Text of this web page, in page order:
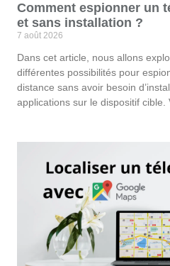
Comment espionner un
et sans installation ?
7 août 2026
Dans cet article, nous allons
différentes possibilités pour
distance sans avoir besoin
applications sur le dispositif